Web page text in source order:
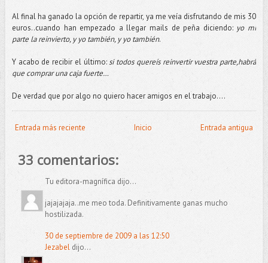
Al final ha ganado la opción de repartir, ya me veía disfrutando de mis 30
euros..cuando han empezado a llegar mails de peña diciendo: yo mi
parte la reinvierto, y yo también, y yo también.
Y acabo de recibir el último:si todos quereís reinvertir vuestra parte,habrá
que comprar una caja fuerte…
De verdad que por algo no quiero hacer amigos en el trabajo….
Entrada más reciente Entrada antigua
Inicio
33 comentarios:
Tu editora-magnífica dijo...
jajajajaja..me meo toda. Definitivamente ganas mucho
hostilizada.
30 de septiembre de 2009 a las 12:50
Jezabeldijo...